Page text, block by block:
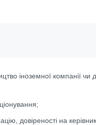
іноземної компанії чи
довіреності на